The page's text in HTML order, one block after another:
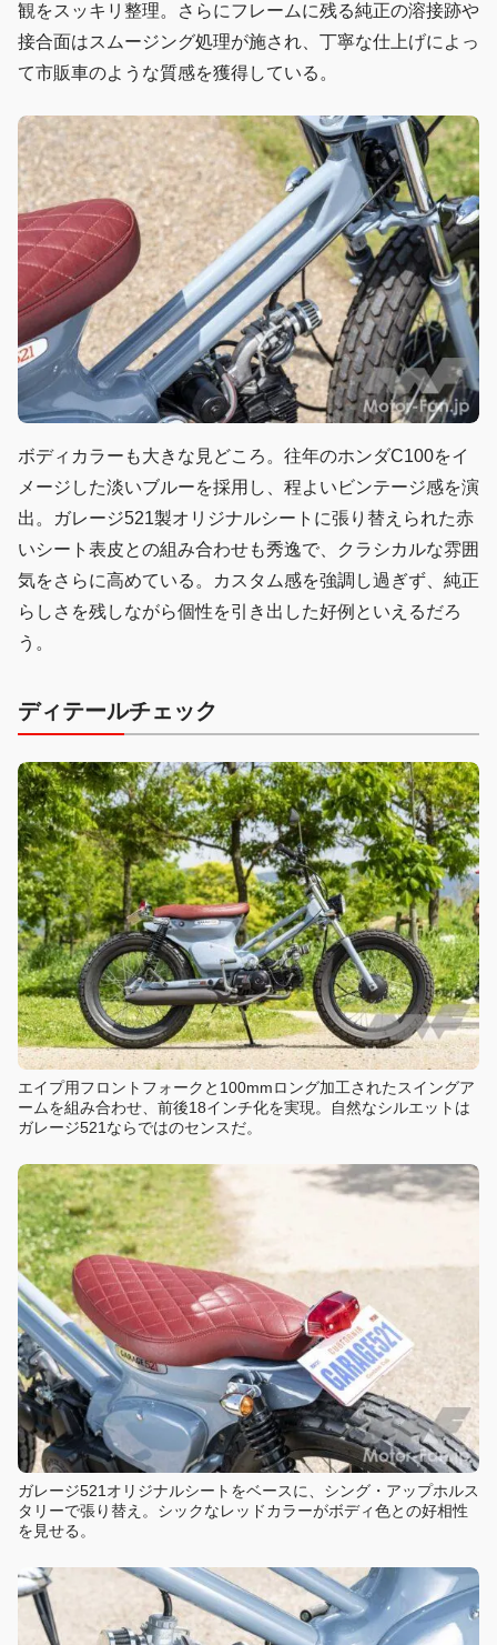
観をスッキリ整理。さらにフレームに残る純正の溶接跡や
接合面はスムージング処理が施され、丁寧な仕上げによっ
て市販車のような質感を獲得している。
ボディカラーも大きな見どころ。往年のホンダC100をイ
メージした淡いブルーを採用し、程よいビンテージ感を演
出。ガレージ521製オリジナルシートに張り替えられた赤
いシート表皮との組み合わせも秀逸で、クラシカルな雰囲
気をさらに高めている。カスタム感を強調し過ぎず、純正
らしさを残しながら個性を引き出した好例といえるだろ
う。
ディテールチェック
エイプ用フロントフォークと100mmロング加工されたスイングア
ームを組み合わせ、前後18インチ化を実現。自然なシルエットは
ガレージ521ならではのセンスだ。
ガレージ521オリジナルシートをベースに、シング・アップホルス
タリーで張り替え。シックなレッドカラーがボディ色との好相性
を見せる。